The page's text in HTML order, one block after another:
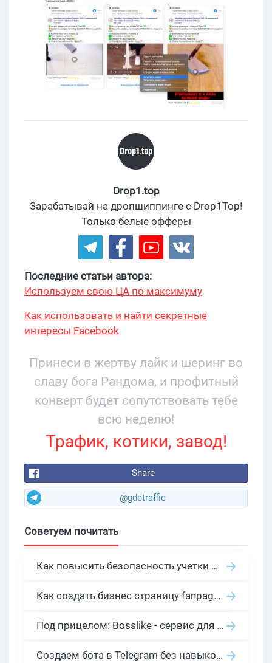
Drop1.top
Зарабатывай на дропшиппинге с Drop1Top!
Только белые офферы
Последние статьи автора:
Используем свою ЦА по максимуму
Как использовать и найти секретные
интересы Facebook
Принеси в жертву лайк и шеринг во
славу бога Рандома, и профитный
конверт будет сопутствовать тебе
всю неделю!
Трафик, котики, завод!
Share
@gdetraffic
Советуем почитать
Как повысить безопасность учетки в Facebook
Как создать бизнес страницу fanpage в Facebook?
Под прицелом: Bosslike - сервис для накрутки лайков, репостов и подписчиков
Создаем бота в Telegram без навыков программирования